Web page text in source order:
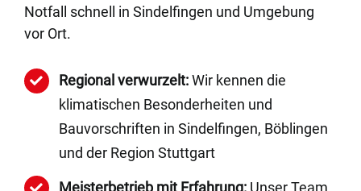
Notfall schnell in Sindelfingen und Umgebung
vor Ort.
Regional verwurzelt:Wir kennen die
klimatischen Besonderheiten und
Bauvorschriften in Sindelfingen, Böblingen
und der Region Stuttgart
Meisterbetrieb mit Erfahrung: Unser Team